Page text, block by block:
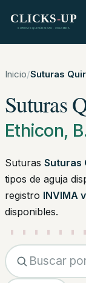
Skip to main
Inicio/Suturas
Suturas
Ethicon,
Suturas Suturas
tipos de aguja
registro INVIMA
disponibles.